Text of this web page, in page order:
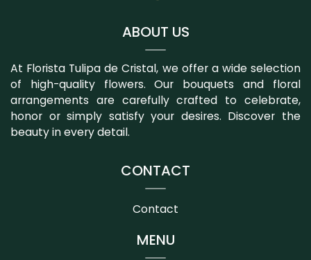
ABOUT US
At Florista Tulipa de Cristal, we offer a wide selection
of high-quality flowers. Our bouquets and floral
arrangements are carefully crafted to celebrate,
honor or simply satisfy your desires. Discover the
beauty in every detail.
CONTACT
Contact
MENU